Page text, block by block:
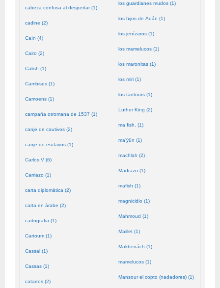
cabeza confusa al despertar (1)
cadine (2)
Caín (4)
Cairo (2)
Calish (1)
Cambises (1)
Camoens (1)
campaña otromana de 1537 (1)
canje de cautivos (2)
canje de esclavos (1)
Carlos V (6)
Carriazo (1)
carta diplomática (2)
carta en árabe (2)
cartografia (1)
Cartoum (1)
Cassal (1)
Cassas (1)
catarros (2)
los guardianes mudos (1)
los hijos de Adán (1)
los jenízaros (1)
los mamelucos (1)
los maronitas (1)
los miri (1)
los tantours (1)
Luther King (2)
ma fish. (1)
ma’ŷūn (1)
machlah (2)
Madrazo (1)
mafish (1)
magnicidio (1)
Mahmoud (1)
Maillet (1)
Makbenách (1)
mamelucos (1)
Mansour el copto (nadadores) (1)